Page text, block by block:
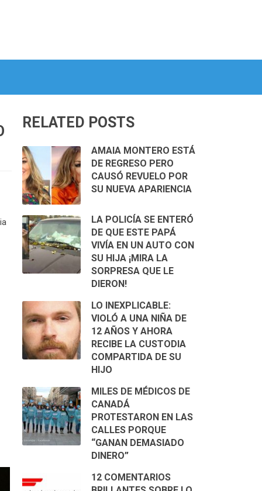
RELATED POSTS
AMAIA MONTERO ESTÁ
DE REGRESO PERO
CAUSÓ REVUELO POR
SU NUEVA APARIENCIA
LA POLICÍA SE ENTERÓ
DE QUE ESTE PAPÁ
VIVÍA EN UN AUTO CON
SU HIJA ¡MIRA LA
SORPRESA QUE LE
DIERON!
LO INEXPLICABLE:
VIOLÓ A UNA NIÑA DE
12 AÑOS Y AHORA
RECIBE LA CUSTODIA
COMPARTIDA DE SU
HIJO
MILES DE MÉDICOS DE
CANADÁ
PROTESTARON EN LAS
CALLES PORQUE
“GANAN DEMASIADO
DINERO”
12 COMENTARIOS